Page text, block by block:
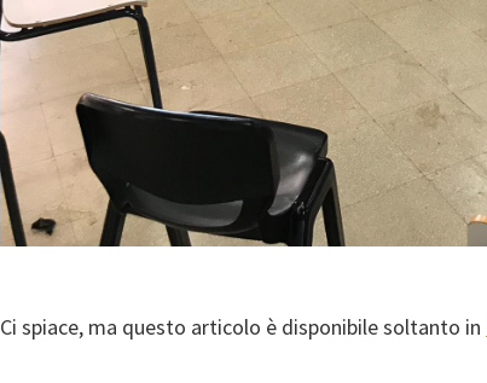
Ci spiace, ma questo articolo è disponibile soltanto in